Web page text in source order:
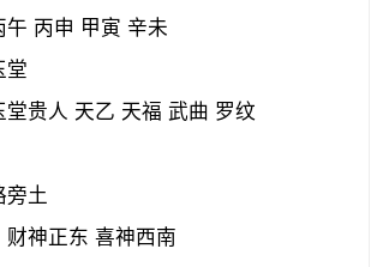
午 丙申 甲寅 辛未
堂
堂贵人 天乙 天福 武曲 罗纹
旁土
财神正东 喜神西南